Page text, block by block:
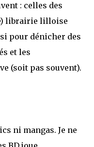
: celles des
librairie lilloise
pour dénicher des
et les
(soit pas souvent).
ni mangas. Je ne